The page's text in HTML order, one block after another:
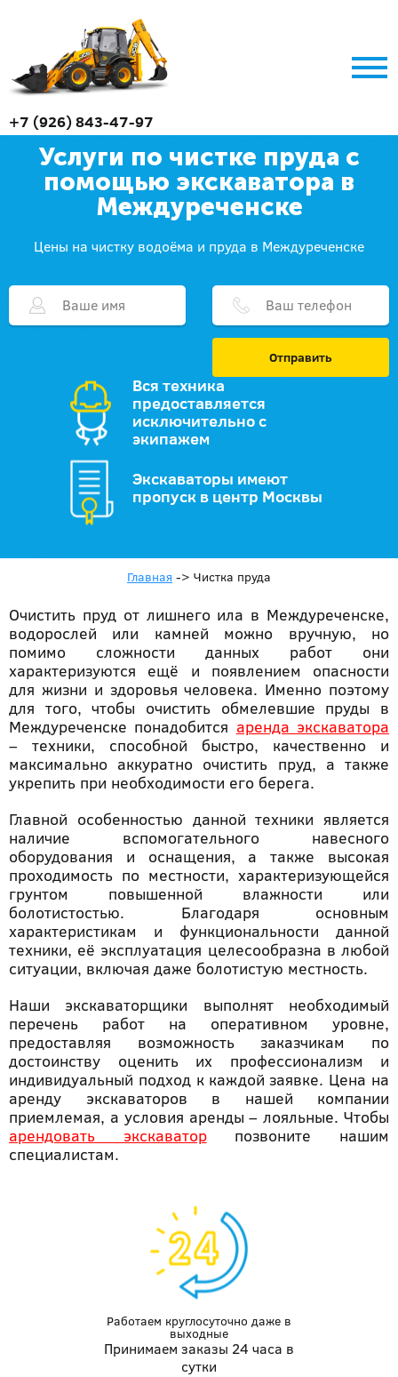
+7 (926) 843-47-97
Услуги по чистке пруда с
помощью экскаватора в
Междуреченске
Цены на чистку водоёма и пруда в Междуреченске
Отправить
Вся техника
предоставляется
исключительно с
экипажем
Экскаваторы имеют
пропуск в центр Москвы
Главная -> Чистка пруда
Очистить пруд от лишнего ила в Междуреченске,
водорослей или камней можно вручную, но
помимо сложности данных работ они
характеризуются ещё и появлением опасности
для жизни и здоровья человека. Именно поэтому
для того, чтобы очистить обмелевшие пруды в
Междуреченске понадобится аренда экскаватора
– техники, способной быстро, качественно и
максимально аккуратно очистить пруд, а также
укрепить при необходимости его берега.
Главной особенностью данной техники является
наличие вспомогательного навесного
оборудования и оснащения, а также высокая
проходимость по местности, характеризующейся
грунтом повышенной влажности или
болотистостью. Благодаря основным
характеристикам и функциональности данной
техники, её эксплуатация целесообразна в любой
ситуации, включая даже болотистую местность.
Наши экскаваторщики выполнят необходимый
перечень работ на оперативном уровне,
предоставляя возможность заказчикам по
достоинству оценить их профессионализм и
индивидуальный подход к каждой заявке. Цена на
аренду экскаваторов в нашей компании
приемлемая, а условия аренды – лояльные. Чтобы
арендовать экскаваторпозвоните нашим
специалистам.
Работаем круглосуточно даже в
выходные
Принимаем заказы 24 часа в
сутки